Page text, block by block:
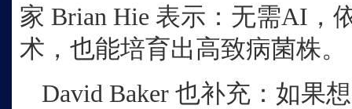
家 Brian Hie 表示：无需AI，
术，也能培育出高致病菌株。
David Baker 也补充：如果